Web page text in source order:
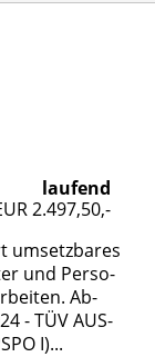
laufend
2.497,50,-
um­setz­ba­res
und Per­so­
Ab­
- TÜV AUS­
I)...